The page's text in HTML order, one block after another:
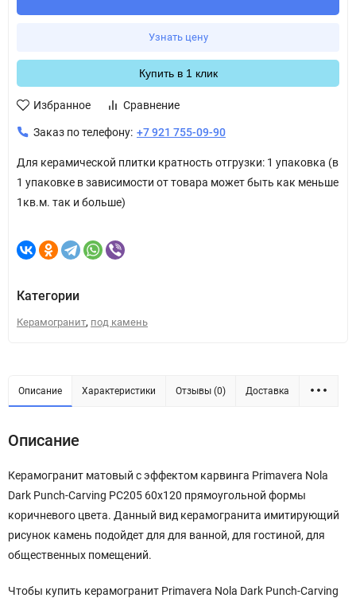
Узнать цену
Купить в 1 клик
Избранное Сравнение
Заказ по телефону: +7 921 755-09-90
Для керамической плитки кратность отгрузки: 1 упаковка (в
1 упаковке в зависимости от товара может быть как меньше
1кв.м. так и больше)
Категории
Керамогранит, под камень
Описание Характеристики Отзывы (0) Доставка
Описание
Керамогранит матовый с эффектом карвинга Primavera Nola
Dark Punch-Carving PC205 60x120 прямоугольной формы
коричневого цвета. Данный вид керамогранита имитирующий
рисунок камень подойдет для для ванной, для гостиной, для
общественных помещений.
Чтобы купить керамогранит Primavera Nola Dark Punch-Carving